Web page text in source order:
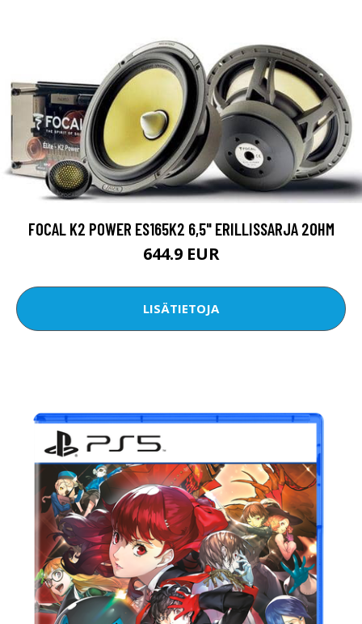
FOCAL K2 POWER ES165K2 6,5" ERILLISSARJA 2OHM
644.9 EUR
LISÄTIETOJA